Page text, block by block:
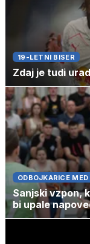
19-LETNI BISER
Zdaj je tudi
ODBOJKARICE
Sanjski vzpon,
bi upale